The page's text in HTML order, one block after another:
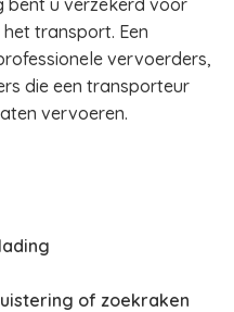
bent u verzekerd voor
transport. Een
vervoerders,
die een transporteur
vervoeren.
of zoekraken